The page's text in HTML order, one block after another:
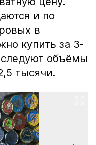
и по
в
купить за 3-
объёмы
тысячи.